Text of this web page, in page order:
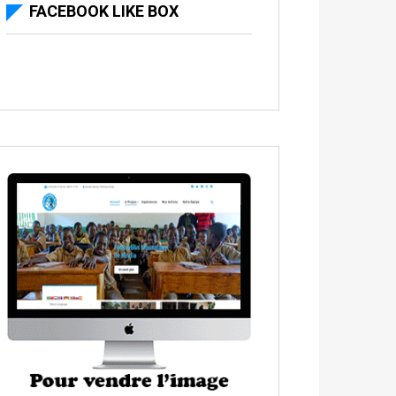
FACEBOOK LIKE BOX